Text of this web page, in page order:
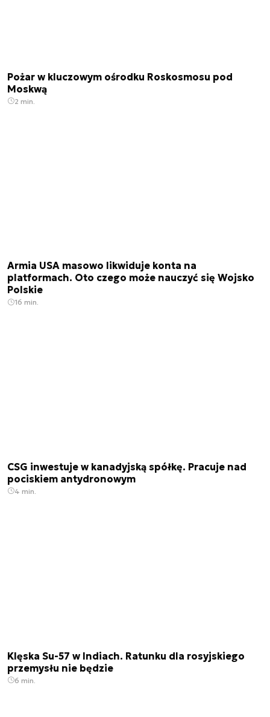
Pożar w kluczowym ośrodku Roskosmosu pod
Moskwą
2 min.
Armia USA masowo likwiduje konta na
platformach. Oto czego może nauczyć się Wojsko
Polskie
16 min.
CSG inwestuje w kanadyjską spółkę. Pracuje nad
pociskiem antydronowym
4 min.
Klęska Su-57 w Indiach. Ratunku dla rosyjskiego
przemysłu nie będzie
6 min.